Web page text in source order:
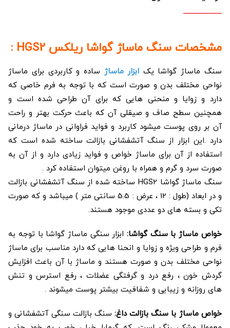
مشخصات سنگ ماساژ گواشا ریلکس HGS2 :
سنگ ماساژ گواشا یک ابزار ماساژ ساده و کاربردی برای ماساژ
نواحی مختلف بدن و صورت است که با توجه به فرم خاصی که
دارد و زوایا و منحنی هایی که برای آن طراحی شده است و
همچنین سطح صاف و صیقلی آن که باعث حرکت بهتر و راحت
آن بر روی پوست میشود کاربرد و فواید فراوانی در ماساژ درمانی
دارد .این ابزار از سنگ آتشفشانی بازالت ساخته شده است که
استفاده از آن برای ماساژ خواص و فواید زیادی دارد و از آن به
صورت سرد و گرم و همراه با روغن میتوان استفاده کرد .
سنگ ماساژ گواشا HGS2 ساخته شده از سنگ آتشفشانی بازالت
و در ابعاد (طول : 12 ، عرض : 5.5 سانتی متر ) میباشد و که صورت
تکی و بسته های دو عددی موجود هستند.
خواص ماساژ با سنگ گواشا:ابزار سنگی ماساژ گواشا با توجه به
فرم و طراحی ویژه و زوایا و انحنا هایی که دارد مناسب برای ماساژ
نواحی مختلف بدن و صورت هستند و ماساژ با آن باعث افزایش
گردش خون ، رفع درد و گرفتگی عضلات ، رفع استرس و تنش
های روزانه و زیبایی و شفافیت بیشتر پوست میشوند .
خواص ماساژ با سنگ بازالت داغ: سنگ بازالت سنگی آتشفشانی و